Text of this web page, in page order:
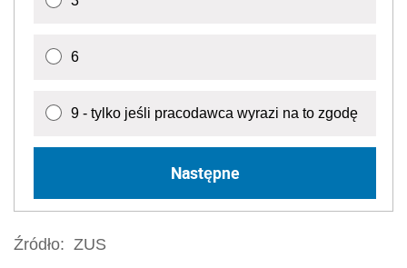
6
9 - tylko jeśli pracodawca wyrazi na to zgodę
Następne
Źródło: ZUS